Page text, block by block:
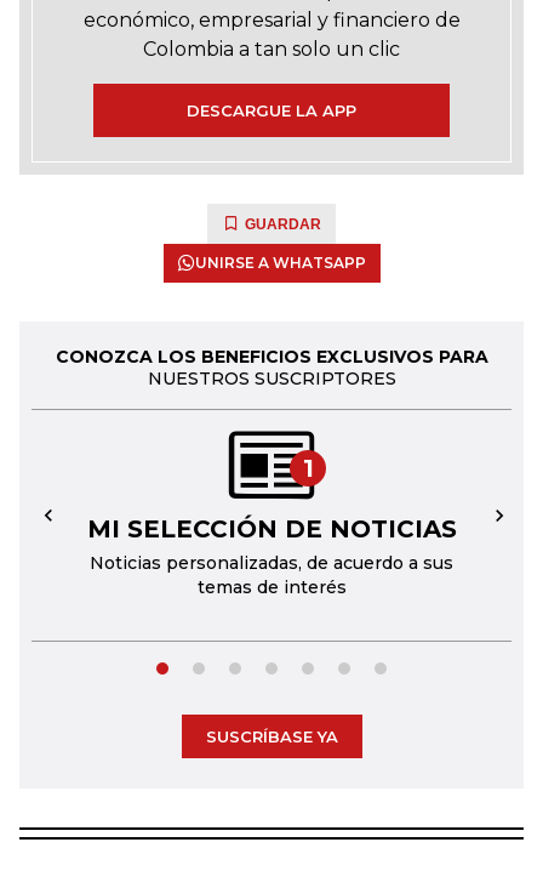
económico, empresarial y financiero de
Colombia a tan solo un clic
DESCARGUE LA APP
GUARDAR
UNIRSE A WHATSAPP
CONOZCA LOS BENEFICIOS EXCLUSIVOS PARA
NUESTROS SUSCRIPTORES
1
MI SELECCIÓN DE NOTICIAS
Noticias personalizadas, de acuerdo a sus
temas de interés
← →
SUSCRÍBASE YA